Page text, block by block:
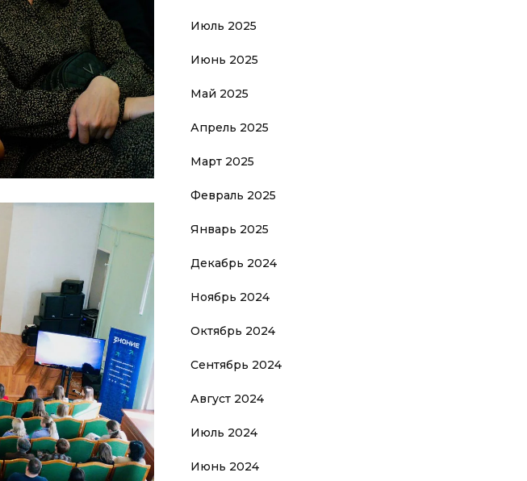
Июль 2025
Июнь 2025
Май 2025
Апрель 2025
Март 2025
Февраль 2025
Январь 2025
Декабрь 2024
Ноябрь 2024
Октябрь 2024
Сентябрь 2024
Август 2024
Июль 2024
Июнь 2024